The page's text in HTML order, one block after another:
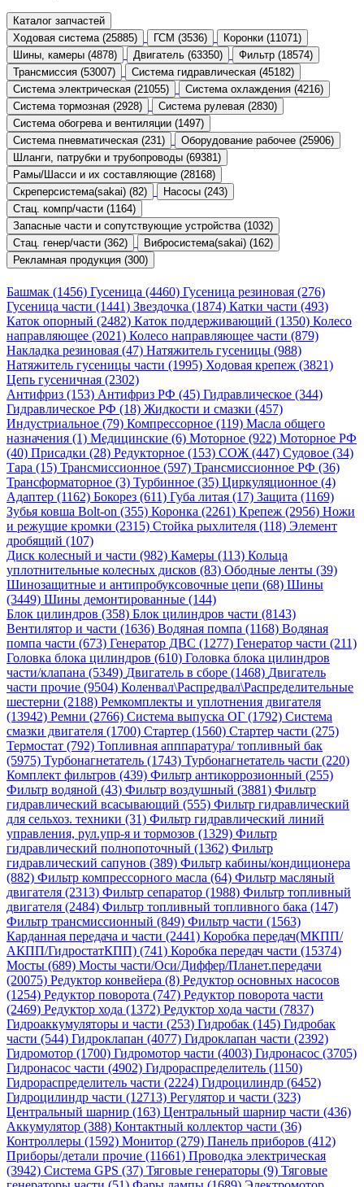
Каталог запчастей
Ходовая система (25885)
ГСМ (3536)
Коронки (11071)
Шины, камеры (4878)
Двигатель (63350)
Фильтр (18574)
Трансмиссия (53007)
Система гидравлическая (45182)
Система электрическая (21055)
Система охлаждения (4216)
Система тормозная (2928)
Система рулевая (2830)
Система обогрева и вентиляции (1497)
Система пневматическая (231)
Оборудование рабочее (25906)
Шланги, патрубки и трубопроводы (69381)
Рамы/Шасси и их составляющие (28168)
Скреперсистема(sakai) (82)
Насосы (243)
Стац. компр/части (1164)
Запасные части и сопутствующие устройства (1032)
Стац. генер/части (362)
Вибросистема(sakai) (162)
Рекламная продукция (300)
Башмак (1456) Гусеница (4460) Гусеница резиновая (276)
Гусеница части (1441) Звездочка (1874) Катки части (493)
Каток опорный (2482) Каток поддерживающий (1350) Колесо
направляющее (2021) Колесо направляющее части (879)
Накладка резиновая (47) Натяжитель гусеницы (988)
Натяжитель гусеницы части (1995) Ходовая крепеж (3821)
Цепь гусеничная (2302)
Антифриз (153) Антифриз РФ (45) Гидравлическое (344)
Гидравлическое РФ (18) Жидкости и смазки (457)
Индустриальное (79) Компрессорное (119) Масла общего
назначения (1) Медицинские (6) Моторное (922) Моторное РФ
(40) Присадки (28) Редукторное (153) СОЖ (447) Судовое (34)
Тара (15) Трансмиссионное (597) Трансмиссионное РФ (36)
Трансформаторное (3) Турбинное (35) Циркуляционное (4)
Адаптер (1162) Бокорез (611) Губа литая (17) Защита (1169)
Зубья ковша Bolt-on (355) Коронка (2261) Крепеж (2956) Ножи
и режущие кромки (2315) Стойка рыхлителя (118) Элемент
дробящий (107)
Диск колесный и части (982) Камеры (113) Кольца
уплотнительные колесных дисков (83) Ободные ленты (39)
Шинозащитные и антипробуксовочные цепи (68) Шины
(3449) Шины демонтированные (144)
Блок цилиндров (358) Блок цилиндров части (8143)
Вентилятор и части (1636) Водяная помпа (1168) Водяная
помпа части (673) Генератор ДВС (1277) Генератор части (211)
Головка блока цилиндров (610) Головка блока цилиндров
части/клапана (5349) Двигатель в сборе (1468) Двигатель
части прочие (9504) Коленвал\Распредвал\Распределительные
шестерни (2188) Ремкомплекты и уплотнения двигателя
(13942) Ремни (2766) Система выпуска ОГ (1792) Система
смазки двигателя (1700) Стартер (1560) Стартер части (275)
Термостат (792) Топливная апппаратура/ топливный бак
(5975) Турбонагнетатель (1743) Турбонагнетатель части (220)
Комплект фильтров (439) Фильтр антикоррозионный (255)
Фильтр водяной (43) Фильтр воздушный (3881) Фильтр
гидравлический всасывающий (555) Фильтр гидравлический
для сельхоз. техники (31) Фильтр гидравлический линий
управления, рул.упр-я и тормозов (1329) Фильтр
гидравлический полнопоточный (1362) Фильтр
гидравлический сапунов (389) Фильтр кабины/кондиционера
(882) Фильтр компрессорного масла (64) Фильтр масляный
двигателя (2313) Фильтр сепаратор (1988) Фильтр топливный
двигателя (2484) Фильтр топливный топливного бака (147)
Фильтр трансмиссионный (849) Фильтр части (1563)
Карданная передача и части (2441) Коробка передач(МКПП/
АКПП/ГидростатКПП) (741) Коробка передач части (15374)
Мосты (689) Мосты части/Оси/Диффер/Планет.передачи
(20075) Редуктор конвейера (8) Редуктор основных насосов
(1254) Редуктор поворота (747) Редуктор поворота части
(2469) Редуктор хода (1372) Редуктор хода части (7837)
Гидроаккумуляторы и части (253) Гидробак (145) Гидробак
части (544) Гидроклапан (4077) Гидроклапан части (2392)
Гидромотор (1700) Гидромотор части (4003) Гидронасос (3705)
Гидронасос части (4902) Гидрораспределитель (1150)
Гидрораспределитель части (2224) Гидроцилиндр (6452)
Гидроцилиндр части (12713) Регулятор и части (323)
Центральный шарнир (163) Центральный шарнир части (436)
Аккумулятор (388) Контактный коллектор части (36)
Контроллеры (1592) Монитор (279) Панель приборов (412)
Приборы/детали прочие (11661) Проводка электрическая
(3942) Система GPS (37) Тяговые генераторы (9) Тяговые